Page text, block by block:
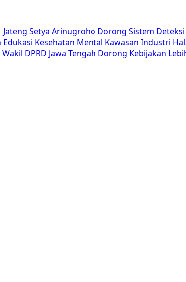
Setya Arinugroho Dorong Sistem
Kesehatan Mental Kawasan Industri
DPRD Jawa Tengah Dorong Kebijakan